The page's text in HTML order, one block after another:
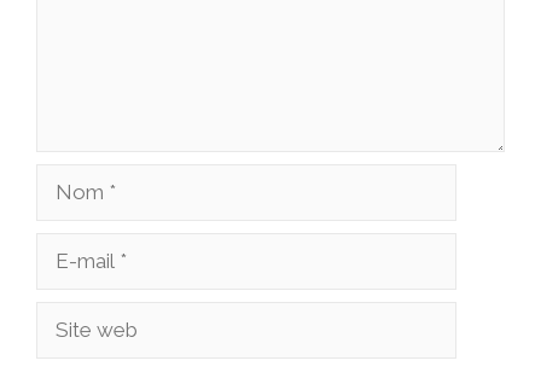
Nom
Site